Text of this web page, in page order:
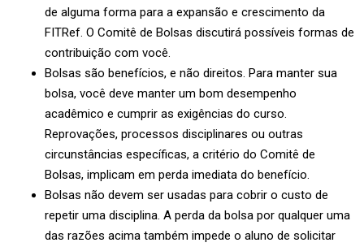
de alguma forma para a expansão e crescimento da
FITRef. O Comitê de Bolsas discutirá possíveis formas de
contribuição com você.
Bolsas são benefícios, e não direitos. Para manter sua
bolsa, você deve manter um bom desempenho
acadêmico e cumprir as exigências do curso.
Reprovações, processos disciplinares ou outras
circunstâncias específicas, a critério do Comitê de
Bolsas, implicam em perda imediata do benefício.
Bolsas não devem ser usadas para cobrir o custo de
repetir uma disciplina. A perda da bolsa por qualquer uma
das razões acima também impede o aluno de solicitar